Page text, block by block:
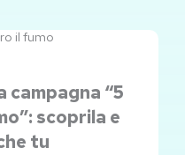
campagna “5
scoprila e
tu